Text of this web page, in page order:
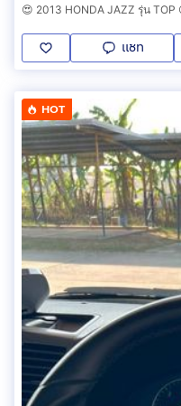
แชท
HOT